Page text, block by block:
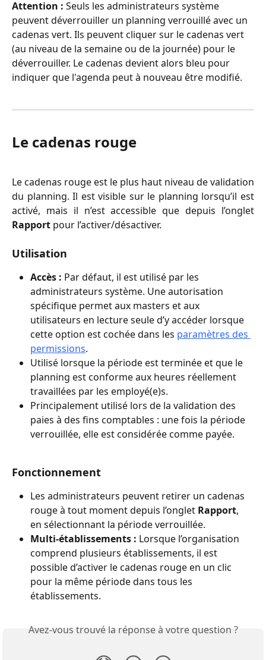
Attention : Seuls les administrateurs système
peuvent déverrouiller un planning verrouillé avec un
cadenas vert. Ils peuvent cliquer sur le cadenas vert
(au niveau de la semaine ou de la journée) pour le
déverrouiller. Le cadenas devient alors bleu pour
indiquer que l'agenda peut à nouveau être modifié.
Le cadenas rouge
Le cadenas rouge est le plus haut niveau de validation
du planning. Il est visible sur le planning lorsqu’il est
activé, mais il n’est accessible que depuis l’onglet
Rapport pour l’activer/désactiver.
Utilisation
Accès : Par défaut, il est utilisé par les
administrateurs système. Une autorisation
spécifique permet aux masters et aux
utilisateurs en lecture seule d’y accéder lorsque
cette option est cochée dans les paramètres des
permissions.
Utilisé lorsque la période est terminée et que le
planning est conforme aux heures réellement
travaillées par les employé(e)s.
Principalement utilisé lors de la validation des
paies à des fins comptables : une fois la période
verrouillée, elle est considérée comme payée.
Fonctionnement
Les administrateurs peuvent retirer un cadenas
rouge à tout moment depuis l’onglet Rapport,
en sélectionnant la période verrouillée.
Multi-établissements : Lorsque l’organisation
comprend plusieurs établissements, il est
possible d’activer le cadenas rouge en un clic
pour la même période dans tous les
établissements.
Avez-vous trouvé la réponse à votre question ?